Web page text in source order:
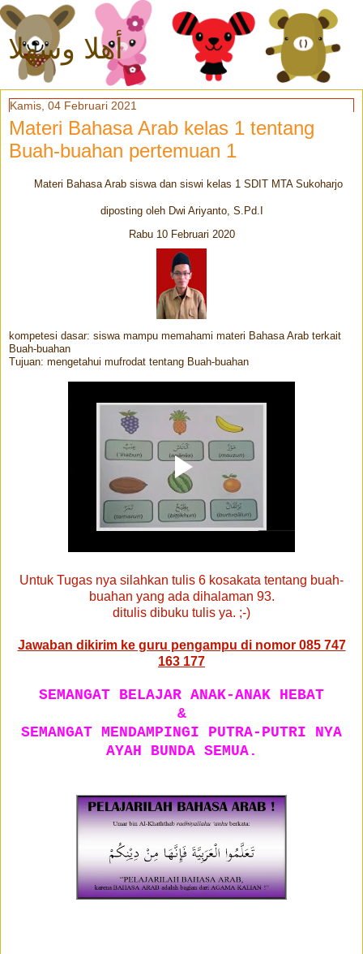
أهلا وسهلا
Kamis, 04 Februari 2021
Materi Bahasa Arab kelas 1 tentang
Buah-buahan pertemuan 1
Materi Bahasa Arab siswa dan siswi kelas 1 SDIT MTA Sukoharjo
diposting oleh Dwi Ariyanto, S.Pd.I
Rabu 10 Februari 2020
kompetesi dasar: siswa mampu memahami materi Bahasa Arab terkait
Buah-buahan
Tujuan: mengetahui mufrodat tentang Buah-buahan
Untuk Tugas nya silahkan tulis 6 kosakata tentang buah-
buahan yang ada dihalaman 93.
ditulis dibuku tulis ya. ;-)
Jawaban dikirim ke guru pengampu di nomor 085 747
163 177
SEMANGAT BELAJAR ANAK-ANAK HEBAT
&
SEMANGAT MENDAMPINGI PUTRA-PUTRI NYA
AYAH BUNDA SEMUA.